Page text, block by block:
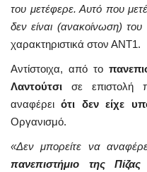
του μετέφερε. Αυτό που
δεν είναι (ανακοίνωση)
χαρακτηριστικά στον ΑΝΤ1.
Αντίστοιχα, από το
Λαντούτσι σε επιστολή
αναφέρειότι δεν είχε
Οργανισμό.
«Δεν μπορείτε να
πανεπιστήμιο της Πίζας